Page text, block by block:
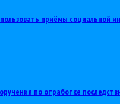
приёмы социальной
по отработке